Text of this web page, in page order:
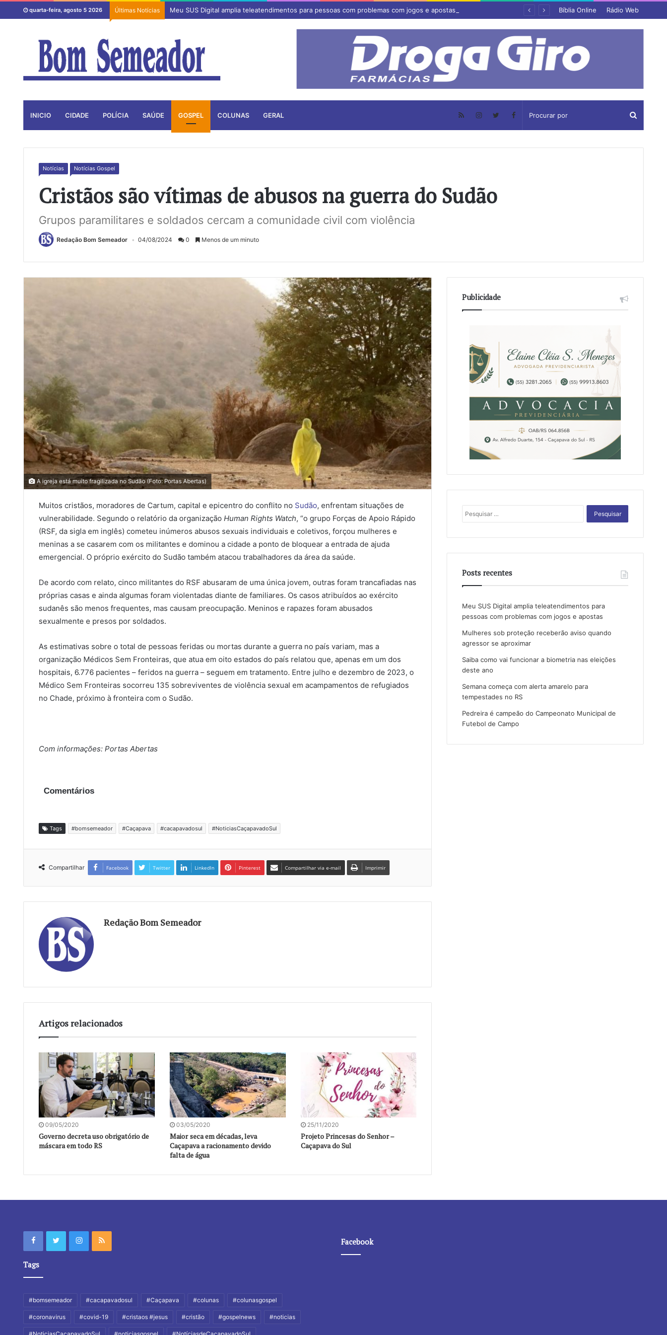
quarta-feira, agosto 5 2026 Últimas Notícias Meu SUS Digital amplia teleatendimentos para pessoas com problemas com jogos e apostas Bíblia Online Rádio Web
INICIO CIDADE POLÍCIA SAÚDE GOSPEL COLUNAS GERAL
Notícias Notícias Gospel
Cristãos são vítimas de abusos na guerra do Sudão
Grupos paramilitares e soldados cercam a comunidade civil com violência
Redação Bom Semeador 04/08/2024 0 Menos de um minuto
A igreja está muito fragilizada no Sudão (Foto: Portas Abertas)
Muitos cristãos, moradores de Cartum, capital e epicentro do conflito no Sudão, enfrentam situações de
vulnerabilidade. Segundo o relatório da organização Human Rights Watch, “o grupo Forças de Apoio Rápido
(RSF, da sigla em inglês) cometeu inúmeros abusos sexuais individuais e coletivos, forçou mulheres e
meninas a se casarem com os militantes e dominou a cidade a ponto de bloquear a entrada de ajuda
emergencial. O próprio exército do Sudão também atacou trabalhadores da área da saúde.
De acordo com relato, cinco militantes do RSF abusaram de uma única jovem, outras foram trancafiadas nas
próprias casas e ainda algumas foram violentadas diante de familiares. Os casos atribuídos ao exército
sudanês são menos frequentes, mas causam preocupação. Meninos e rapazes foram abusados
sexualmente e presos por soldados.
As estimativas sobre o total de pessoas feridas ou mortas durante a guerra no país variam, mas a
organização Médicos Sem Fronteiras, que atua em oito estados do país relatou que, apenas em um dos
hospitais, 6.776 pacientes – feridos na guerra – seguem em tratamento. Entre julho e dezembro de 2023, o
Médico Sem Fronteiras socorreu 135 sobreviventes de violência sexual em acampamentos de refugiados
no Chade, próximo à fronteira com o Sudão.
Com informações: Portas Abertas
Comentários
Tags #bomsemeador #Caçapava #cacapavadosul #NoticiasCaçapavadoSul
Compartilhar Facebook Twitter LinkedIn Pinterest Compartilhar via e-mail Imprimir
Redação Bom Semeador
Artigos relacionados
09/05/2020
Governo decreta uso obrigatório de
máscara em todo RS
03/05/2020
Maior seca em décadas, leva
Caçapava a racionamento devido
falta de água
25/11/2020
Projeto Princesas do Senhor –
Caçapava do Sul
Publicidade
por:
Posts recentes
Meu SUS Digital amplia teleatendimentos para
pessoas com problemas com jogos e apostas
Mulheres sob proteção receberão aviso quando
agressor se aproximar
Saiba como vai funcionar a biometria nas eleições
deste ano
Semana começa com alerta amarelo para
tempestades no RS
Pedreira é campeão do Campeonato Municipal de
Futebol de Campo
Tags
#bomsemeador #cacapavadosul #Caçapava #colunas #colunasgospel
#coronavirus #covid-19 #cristaos #jesus #cristão #gospelnews #noticias
Facebook